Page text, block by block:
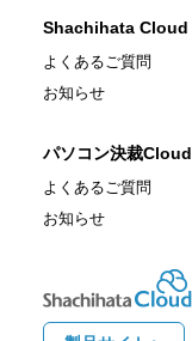
Shachihata Cloud
よくあるご質問
お知らせ
パソコン決裁
よくあるご質問
お知らせ